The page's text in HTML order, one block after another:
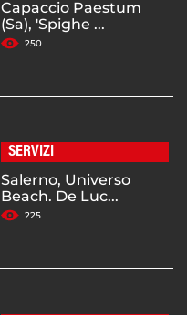
Capaccio Paestum
(Sa), 'Spighe ...
250
SERVIZI
Salerno, Universo
Beach. De Luc...
225